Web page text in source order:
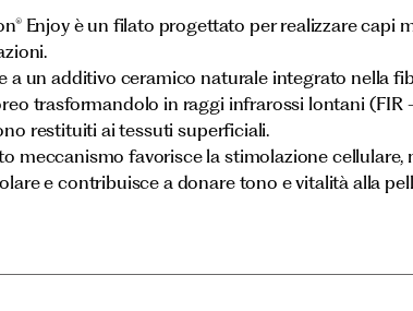
Enjoy è un filato progettato per realizzare capi
a un additivo ceramico naturale integrato nella
trasformandolo in raggi infrarossi lontani (FIR
restituiti ai tessuti superficiali.
meccanismo favorisce la stimolazione cellulare,
e contribuisce a donare tono e vitalità alla